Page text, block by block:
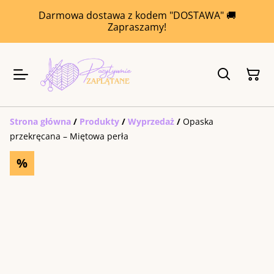
Darmowa dostawa z kodem "DOSTAWA" 🚚
Zapraszamy!
Strona główna / Produkty / Wyprzedaż / Opaska
przekręcana – Miętowa perła
%